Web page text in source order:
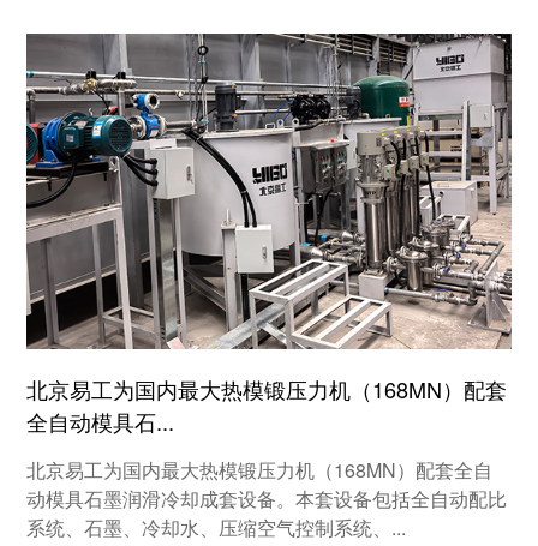
北京易工为国内最大热模锻压力机（168MN）配套
全自动模具石...
北京易工为国内最大热模锻压力机（168MN）配套全自
动模具石墨润滑冷却成套设备。本套设备包括全自动配比
系统、石墨、冷却水、压缩空气控制系统、...